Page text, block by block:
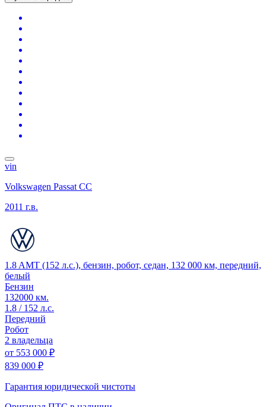
vin
Volkswagen Passat CC
2011 г.в.
1.8 AMT (152 л.с.), бензин, робот, седан, 132 000 км, передний,
белый
Бензин
132000 км.
1.8 / 152 л.с.
Передний
Робот
2 владельца
от 553 000 ₽
839 000 ₽
Гарантия юридической чистоты